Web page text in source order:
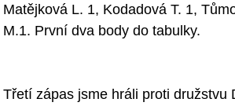
Matějková L. 1, Kodadová T. 1,
M.1. První dva body do tabulky.
Třetí zápas jsme hráli proti družstvu